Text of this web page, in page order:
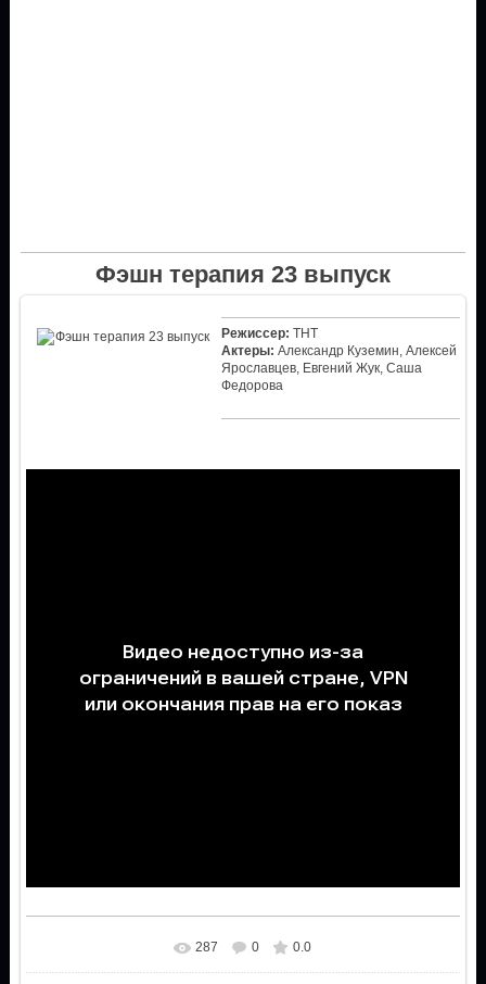
Фэшн терапия 23 выпуск
Режиссер: ТНТ
Актеры: Александр Куземин, Алексей
Ярославцев, Евгений Жук, Саша
Федорова
287 0 0.0